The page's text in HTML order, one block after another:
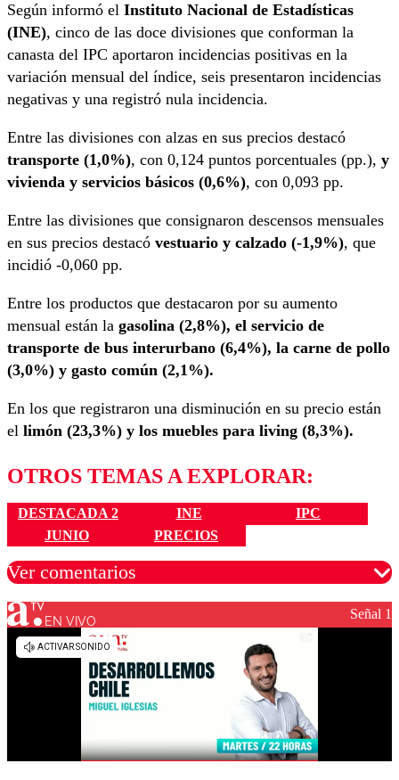
Según informó el Instituto Nacional de Estadísticas
(INE), cinco de las doce divisiones que conforman la
canasta del IPC aportaron incidencias positivas en la
variación mensual del índice, seis presentaron incidencias
negativas y una registró nula incidencia.
Entre las divisiones con alzas en sus precios destacó
transporte (1,0%), con 0,124 puntos porcentuales (pp.), y
vivienda y servicios básicos (0,6%), con 0,093 pp.
Entre las divisiones que consignaron descensos mensuales
en sus precios destacó vestuario y calzado (-1,9%), que
incidió -0,060 pp.
Entre los productos que destacaron por su aumento
mensual están la gasolina (2,8%), el servicio de
transporte de bus interurbano (6,4%), la carne de pollo
(3,0%) y gasto común (2,1%).
En los que registraron una disminución en su precio están
el limón (23,3%) y los muebles para living (8,3%).
OTROS TEMAS A EXPLORAR:
DESTACADA 2 INE
IPC
JUNIO
PRECIOS
Ver comentarios
Los comentarios son moderados para garantizar un
diálogo respetuoso.
EN VIVO Señal 1